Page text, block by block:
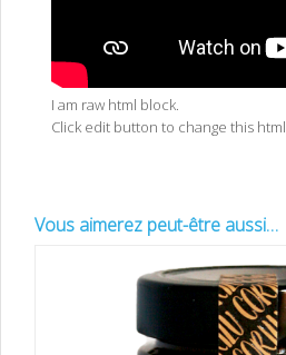
I am raw html block.
Click edit button to change this html
Vous aimerez peut-être aussi…